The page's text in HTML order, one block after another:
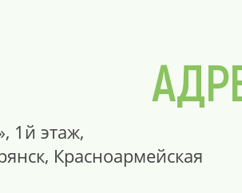
1й этаж,
Красноармейская